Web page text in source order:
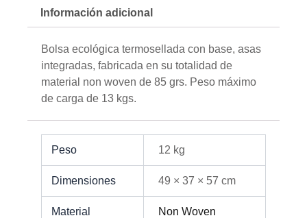
Información adicional
Bolsa ecológica termosellada con base, asas
integradas, fabricada en su totalidad de
material non woven de 85 grs. Peso máximo
de carga de 13 kgs.
Peso 12 kg
Dimensiones 49 × 37 × 57 cm
Material Non Woven